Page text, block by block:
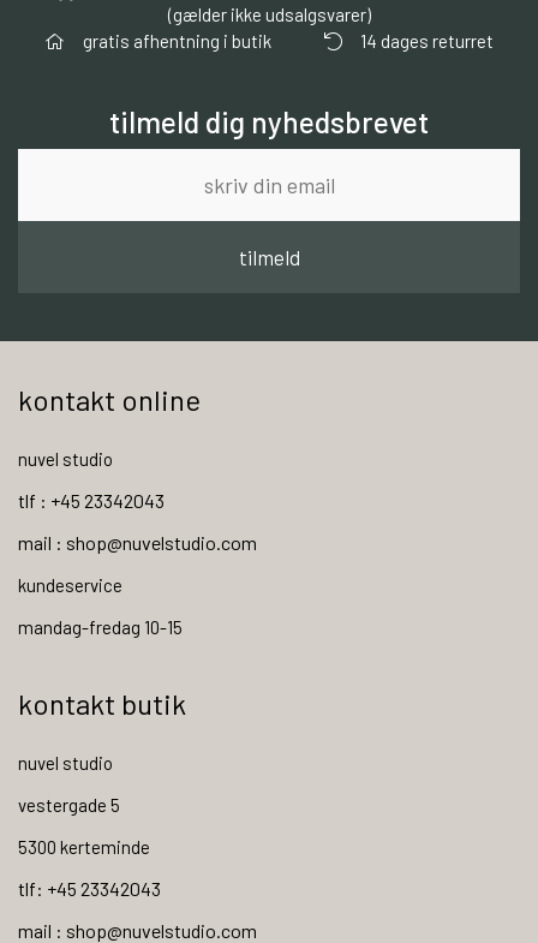
(gælder ikke udsalgsvarer)
gratis afhentning i butik
14 dages returret
tilmeld dig nyhedsbrevet
tilmeld
kontakt online
nuvel studio
tlf : +45 23342043
mail : shop@nuvelstudio.com
kundeservice
mandag-fredag 10-15
kontakt butik
nuvel studio
vestergade 5
5300 kerteminde
tlf: +45 23342043
mail : shop@nuvelstudio.com